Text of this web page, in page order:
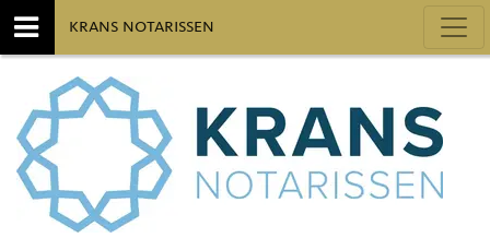
krans notarissen